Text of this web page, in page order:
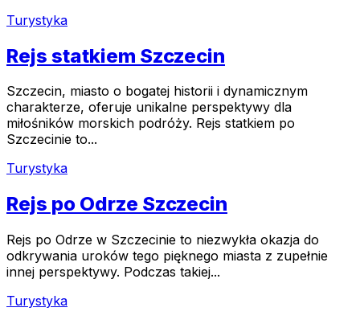
Turystyka
Rejs statkiem Szczecin
Szczecin, miasto o bogatej historii i dynamicznym
charakterze, oferuje unikalne perspektywy dla
miłośników morskich podróży. Rejs statkiem po
Szczecinie to...
Turystyka
Rejs po Odrze Szczecin
Rejs po Odrze w Szczecinie to niezwykła okazja do
odkrywania uroków tego pięknego miasta z zupełnie
innej perspektywy. Podczas takiej...
Turystyka